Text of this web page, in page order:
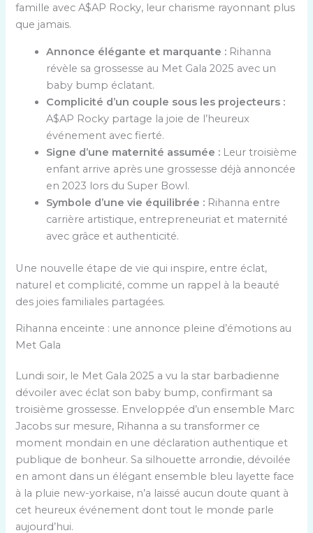
famille avec A$AP Rocky, leur charisme rayonnant plus
que jamais.
Annonce élégante et marquante : Rihanna
révèle sa grossesse au Met Gala 2025 avec un
baby bump éclatant.
Complicité d’un couple sous les projecteurs :
A$AP Rocky partage la joie de l’heureux
événement avec fierté.
Signe d’une maternité assumée : Leur troisième
enfant arrive après une grossesse déjà annoncée
en 2023 lors du Super Bowl.
Symbole d’une vie équilibrée : Rihanna entre
carrière artistique, entrepreneuriat et maternité
avec grâce et authenticité.
Une nouvelle étape de vie qui inspire, entre éclat,
naturel et complicité, comme un rappel à la beauté
des joies familiales partagées.
Rihanna enceinte : une annonce pleine d’émotions au
Met Gala
Lundi soir, le Met Gala 2025 a vu la star barbadienne
dévoiler avec éclat son baby bump, confirmant sa
troisième grossesse. Enveloppée d’un ensemble Marc
Jacobs sur mesure, Rihanna a su transformer ce
moment mondain en une déclaration authentique et
publique de bonheur. Sa silhouette arrondie, dévoilée
en amont dans un élégant ensemble bleu layette face
à la pluie new-yorkaise, n’a laissé aucun doute quant à
cet heureux événement dont tout le monde parle
aujourd’hui.